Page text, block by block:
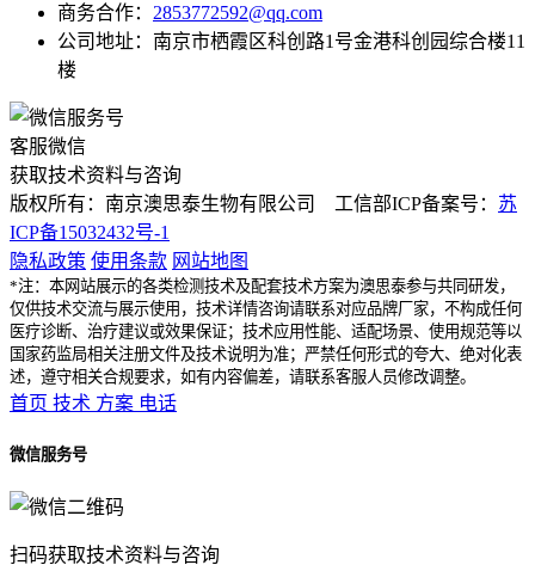
商务合作： 2853772592@qq.com
公司地址：南京市栖霞区科创路1号金港科创园综合楼11
楼
客服微信
获取技术资料与咨询
版权所有：南京澳思泰生物有限公司 工信部ICP备案号： 苏
ICP备15032432号-1
隐私政策 使用条款 网站地图
*注：本网站展示的各类检测技术及配套技术方案为澳思泰参与共同研发，
仅供技术交流与展示使用，技术详情咨询请联系对应品牌厂家，不构成任何
医疗诊断、治疗建议或效果保证；技术应用性能、适配场景、使用规范等以
国家药监局相关注册文件及技术说明为准；严禁任何形式的夸大、绝对化表
述，遵守相关合规要求，如有内容偏差，请联系客服人员修改调整。
首页 技术 方案 电话
微信服务号
扫码获取技术资料与咨询